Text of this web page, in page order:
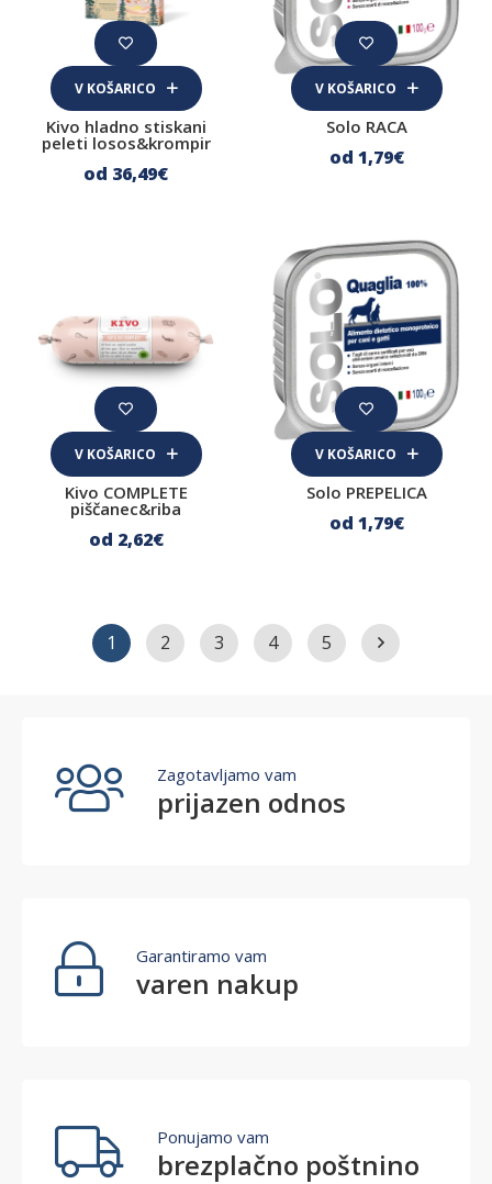
Nega oči in uhljev
Nega zob
Sredstva proti klopom, bolham in pršicam
HIladilne blazine in bazeni
Drečke
Posode
Plenične podloge
Plenice
Trening
Vedenje in vzgoja
Ležišča, blazine in odeje
Oblačila za pse
Puloverji
V KOŠARICO
Kivo hladno stiskani
peleti losos&krompir
od 36,49€
V KOŠARICO
Solo RACA
od 1,79€
V KOŠARICO
Kivo COMPLETE
piščanec&riba
od 2,62€
V KOŠARICO
Solo PREPELICA
od 1,79€
1 2 3 4 5
Zagotavljamo vam
prijazen odnos
Garantiramo vam
varen nakup
Ponujamo vam
brezplačno poštnino